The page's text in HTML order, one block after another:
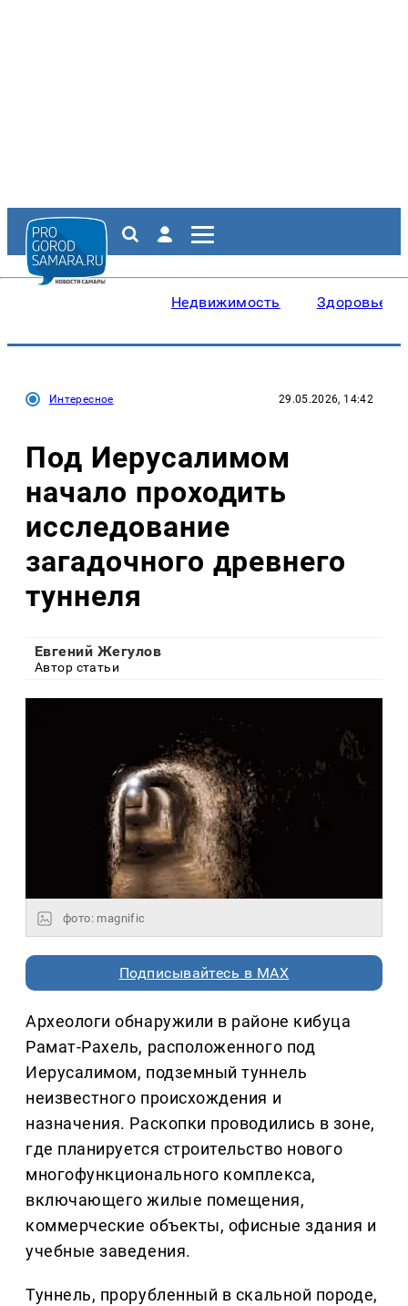
Недвижимость Здоровье
Интересное 29.05.2026, 14:42
Под Иерусалимом
начало проходить
исследование
загадочного древнего
туннеля
Евгений Жегулов
Автор статьи
фото: magnific
Подписывайтесь в MAX
Археологи обнаружили в районе кибуца
Рамат-Рахель, расположенного под
Иерусалимом, подземный туннель
неизвестного происхождения и
назначения. Раскопки проводились в зоне,
где планируется строительство нового
многофункционального комплекса,
включающего жилые помещения,
коммерческие объекты, офисные здания и
учебные заведения.
Туннель, прорубленный в скальной породе,